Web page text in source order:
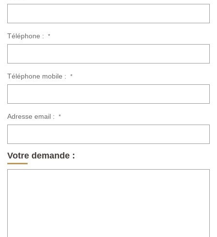
Téléphone : *
Téléphone mobile : *
Adresse email : *
Votre demande :